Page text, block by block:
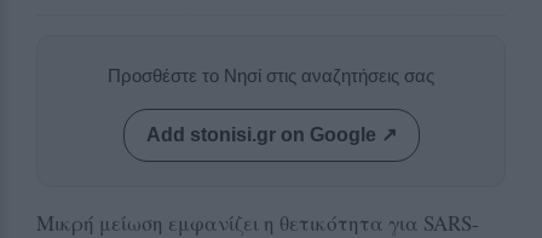
Προσθέστε το Νησί στις αναζητήσεις σας
Add stonisi.gr on Google ↗
Μικρή μείωση εμφανίζει η θετικότητα για SARS-